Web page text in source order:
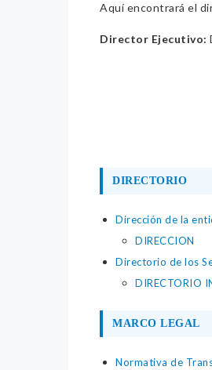
Aquí encontrará el
Director Ejecutivo:
DIRECTORIO
Dirección de la
DIRECCION
Directorio de los
DIRECTORIO
MARCO LEGAL
Normativa de